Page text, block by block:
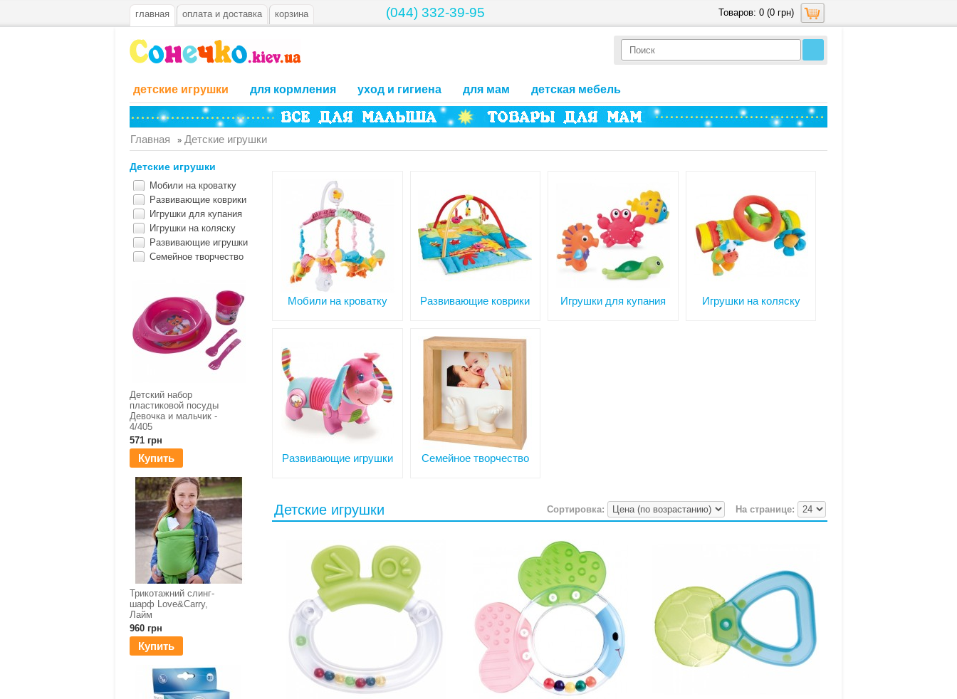
Товаров: 0 (0 грн)
(044) 332-39-95
главная оплата и доставка корзина
детские игрушки для кормления уход и гигиена для мам детская мебель
Главная » Детские игрушки
Детские игрушки
Мобили на кроватку
Развивающие коврики
Игрушки для купания
Игрушки на коляску
Развивающие игрушки
Семейное творчество
Детский набор
пластиковой посуды
Девочка и мальчик -
4/405
571 грн
Купить
Трикотажний слинг-
шарф Love&Carry,
Лайм
960 грн
Купить
Мобили на кроватку Развивающие коврики Игрушки для купания Игрушки на коляску
Развивающие игрушки Семейное творчество
Детские игрушки На странице:
Сортировка: